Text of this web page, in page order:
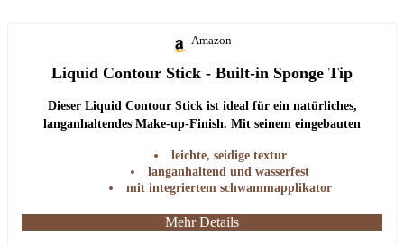
Amazon
Liquid Contour Stick - Built-in Sponge Tip
Dieser Liquid Contour Stick ist ideal für ein natürliches,
langanhaltendes Make-up-Finish. Mit seinem eingebauten
ein makelloses Ergebnis.
leichte, seidige textur
langanhaltend und wasserfest
mit integriertem schwammapplikator
Mehr Details